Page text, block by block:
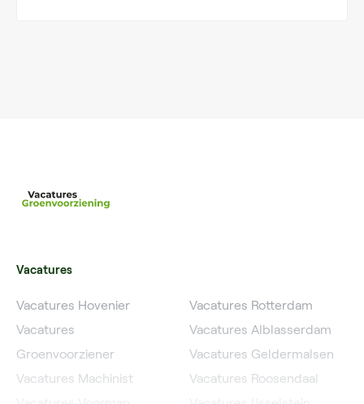
Vacatures
Vacatures Hovenier
Vacatures
Groenvoorziener
Vacatures Machinist
Vacatures Rotterdam
Vacatures Alblasserdam
Vacatures Geldermalsen
Vacatures Roosendaal